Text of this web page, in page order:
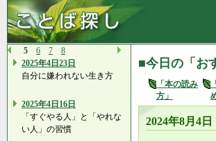
5 6 7
8
2025年4日23日
自分に嫌われない生き方
2025年4日16日
「すぐやる人」と「やれな
い人」の習慣
■今日の「お
「本の読み
方」
2024年8月4日